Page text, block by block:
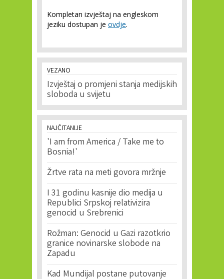
Kompletan izvještaj na engleskom
jeziku dostupan je ovdje.
VEZANO
Izvještaj o promjeni stanja medijskih
sloboda u svijetu
NAJČITANIJE
'I am from America / Take me to
Bosnia!'
Žrtve rata na meti govora mržnje
I 31 godinu kasnije dio medija u
Republici Srpskoj relativizira
genocid u Srebrenici
Rožman: Genocid u Gazi razotkrio
granice novinarske slobode na
Zapadu
Kad Mundijal postane putovanje